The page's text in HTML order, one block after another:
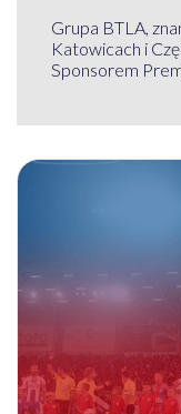
Grupa BTLA,
Katowicach i
Sponsorem